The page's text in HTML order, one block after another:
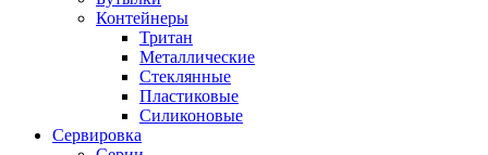
Контейнеры
Тритан
Металлические
Стеклянные
Пластиковые
Силиконовые
Сервировка